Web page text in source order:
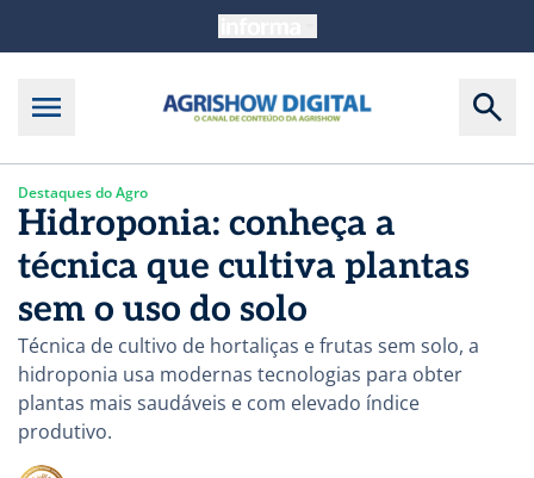
Destaques do Agro
Hidroponia: conheça a
técnica que cultiva plantas
sem o uso do solo
Técnica de cultivo de hortaliças e frutas sem solo, a
hidroponia usa modernas tecnologias para obter
plantas mais saudáveis e com elevado índice
produtivo.